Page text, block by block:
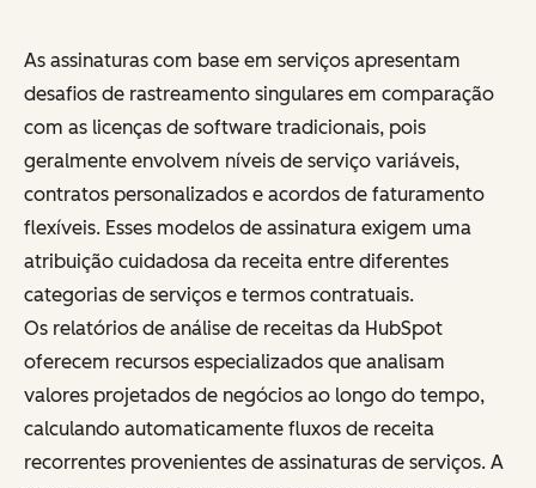
As assinaturas com base em serviços apresentam
desafios de rastreamento singulares em comparação
com as licenças de software tradicionais, pois
geralmente envolvem níveis de serviço variáveis,
contratos personalizados e acordos de faturamento
flexíveis. Esses modelos de assinatura exigem uma
atribuição cuidadosa da receita entre diferentes
categorias de serviços e termos contratuais.
Os relatórios de análise de receitas da HubSpot
oferecem recursos especializados que analisam
valores projetados de negócios ao longo do tempo,
calculando automaticamente fluxos de receita
recorrentes provenientes de assinaturas de serviços. A